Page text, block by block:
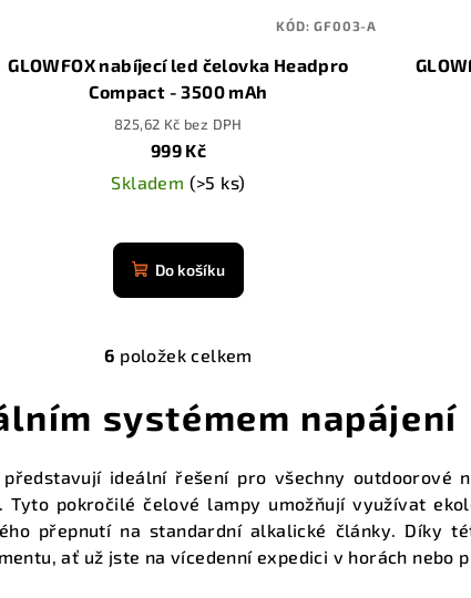
GLOWFOX nabíjecí led čelovka Headpro
Compact - 3500 mAh
825,62 Kč bez DPH
999 Kč
Skladem (>5 ks)
hodnocení
produktu
je
z
hvězdiček.
Do košíku
KÓD:GF003-A
O
v
l
d
a
c
6 položek celkem
systémem napájení
ideální řešení pro všechny outdoorové
pokročilé čelové lampy umožňují využívat
přepnutí na standardní alkalické články. Díky
ať už jste na vícedenní expedici v horách nebo